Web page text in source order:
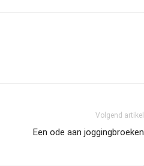
Volgend artikel
Een ode aan joggingbroeken